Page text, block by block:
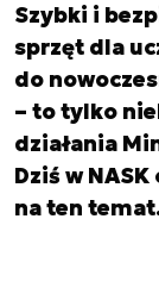
Szybki i
sprzęt dla
do
– to tylko
działania
Dziś w
na ten